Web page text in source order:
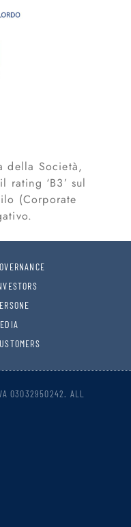
della Società,
rating ‘B3’ sul
(Corporate
03032950242. ALL